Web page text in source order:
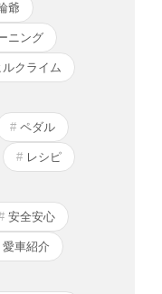
爺
ニング
ルクライム
ペダル
レシピ
安全安心
愛車紹介